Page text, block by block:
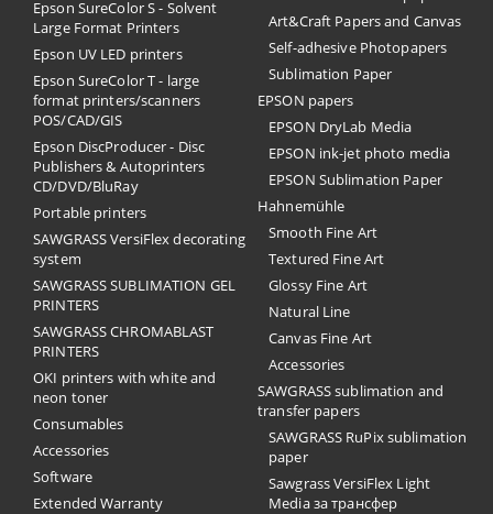
Epson SureColor S - Solvent
Large Format Printers
Epson UV LED printers
Epson SureColor T - large
format printers/scanners
POS/CAD/GIS
Epson DiscProducer - Disc
Publishers & Autoprinters
CD/DVD/BluRay
Portable printers
SAWGRASS VersiFlex decorating
system
SAWGRASS SUBLIMATION GEL
PRINTERS
SAWGRASS CHROMABLAST
PRINTERS
OKI printers with white and
neon toner
Consumables
Accessories
Software
Extended Warranty
Art&Craft Papers and Canvas
Self-adhesive Photopapers
Sublimation Paper
EPSON papers
EPSON DryLab Media
EPSON ink-jet photo media
EPSON Sublimation Paper
Hahnemühle
Smooth Fine Art
Textured Fine Art
Glossy Fine Art
Natural Line
Canvas Fine Art
Accessories
SAWGRASS sublimation and
transfer papers
SAWGRASS RuPix sublimation
paper
Sawgrass VersiFlex Light
Media за трансфер